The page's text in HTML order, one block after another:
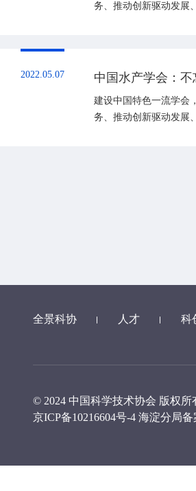
务、推动创新驱动发展
2022.05.07 中国水产学会：
建设中国特色一流学会
务、推动创新驱动发展
全景科协 人才 科
© 2024 中国科学技术协会 版权所
京ICP备10216604号-4 海淀分局备